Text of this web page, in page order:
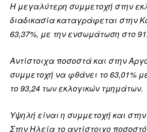
Η μεγαλύτερη συμμετοχή στην
διαδικασία καταγράφεται στην
63,37%, με την ενσωμάτωση στο
Αντίστοιχα ποσοστά και στην
συμμετοχή να φθάνει το 63,01%
το 93,24 των εκλογικών τμημάτων.
Υψηλή είναι η συμμετοχή και
Στην Ηλεία το αντίστοιχο